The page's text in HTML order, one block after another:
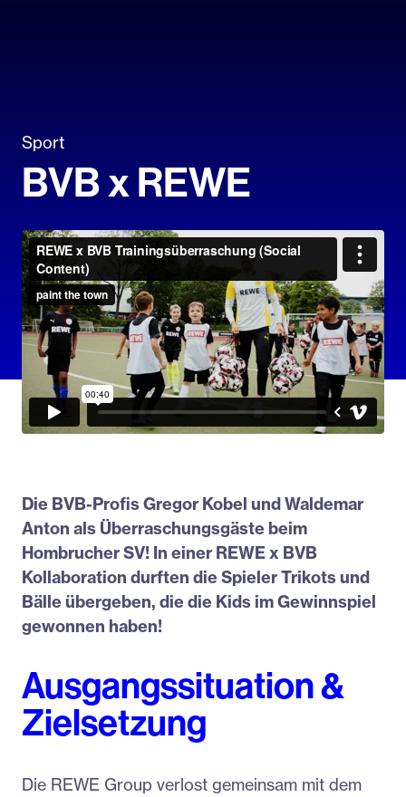
Sport
BVB x REWE
Die BVB-Profis Gregor Kobel und Waldemar
Anton als Überraschungsgäste beim
Hombrucher SV! In einer REWE x BVB
Kollaboration durften die Spieler Trikots und
Bälle übergeben, die die Kids im Gewinnspiel
gewonnen haben!
Ausgangssituation &
Zielsetzung
Die REWE Group verlost gemeinsam mit dem